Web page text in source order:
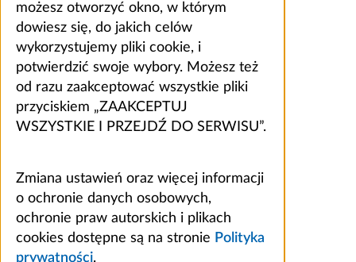
możesz otworzyć okno, w którym
dowiesz się, do jakich celów
wykorzystujemy pliki cookie, i
potwierdzić swoje wybory. Możesz też
od razu zaakceptować wszystkie pliki
przyciskiem „ZAAKCEPTUJ
WSZYSTKIE I PRZEJDŹ DO SERWISU”.
Zmiana ustawień oraz więcej informacji
o ochronie danych osobowych,
ochronie praw autorskich i plikach
cookies dostępne są na stronie Polityka
prywatności.